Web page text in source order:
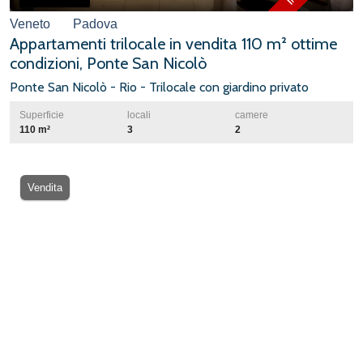
Veneto Padova
Appartamenti trilocale in vendita 110 m² ottime
condizioni, Ponte San Nicolò
Ponte San Nicolò - Rio - Trilocale con giardino privato
Superficie
110 m²
locali
3
camere
2
Vendita